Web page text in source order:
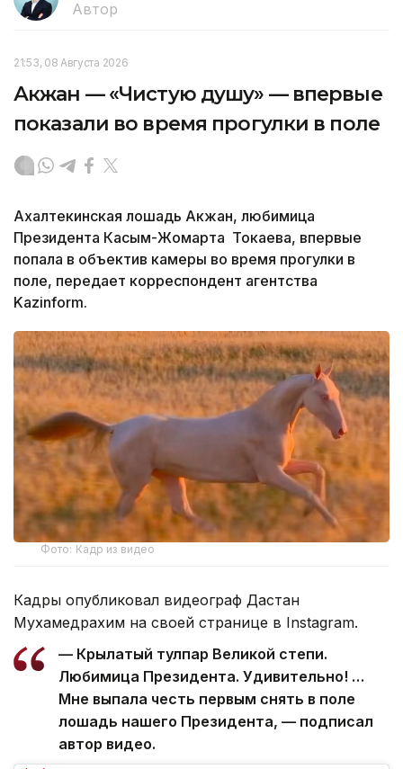
Автор
21:53, 08 Августа 2026
Акжан — «Чистую душу» — впервые
показали во время прогулки в поле
Ахалтекинская лошадь Акжан, любимица
Президента Касым-Жомарта Токаева, впервые
попала в объектив камеры во время прогулки в
поле, передает корреспондент агентства
Kazinform.
Фото: Кадр из видео
Кадры опубликовал видеограф Дастан
Мухамедрахим на своей странице в Instagram.
— Крылатый тулпар Великой степи.
Любимица Президента. Удивительно! …
Мне выпала честь первым снять в поле
лошадь нашего Президента, — подписал
автор видео.